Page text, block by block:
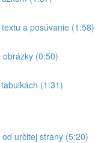
a posúvanie (1:58)
obrázky (0:50)
(1:31)
určitej strany (5:20)